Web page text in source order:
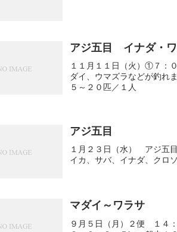
アジ五目 イナダ・
１１月１１日（火）①７：
ダイ、ウマズラなどが釣
５～２０匹／１人
アジ五目
１月２３日（水） アジ五
イカ、サバ、イナダ、クロ
マダイ～ワラサ
９月５日（月）２便 １４